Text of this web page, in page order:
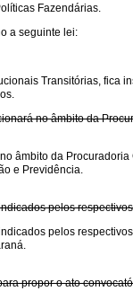
Fazendárias.
a seguinte lei:
Transitórias,
no âmbito da
âmbito da
e Previdência.
pelos
pelos
propor o ato